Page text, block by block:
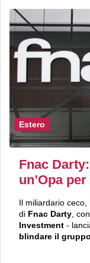
Estero
Fnac
un’Opa
Il miliardario ceco,
di Fnac Darty ,
Investment -
blindare il gruppo